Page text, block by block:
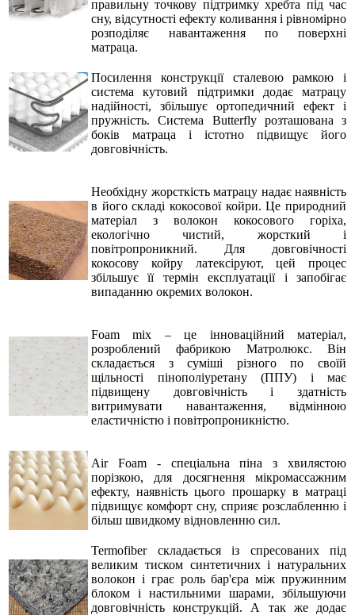
правильну точкову підтримку хребта під час
сну, відсутності ефекту коливання і рівномірно
розподіляє навантаження по поверхні
матраца.
Посилення конструкції сталевою рамкою і
система кутовий підтримки додає матрацу
надійності, збільшує ортопедичний ефект і
пружність. Система Butterfly розташована з
боків матраца і істотно підвищує його
довговічність.
Необхідну жорсткість матрацу надає наявність
в його складі кокосової койри. Це природний
матеріал з волокон кокосового горіха,
екологічно чистий, жорсткий і
повітропроникний. Для довговічності
кокосову койру латексіруют, цей процес
збільшує її термін експлуатації і запобігає
випаданню окремих волокон.
Foam mix –це інноваційний матеріал,
розроблений фабрикою Матролюкс. Він
складається з суміші різного по своїй
щільності пінополіуретану (ППУ) і має
підвищену довговічність і здатність
витримувати навантаження, відмінною
еластичністю і повітропроникністю.
Air Foam - спеціальна піна з хвилястою
порізкою, для досягнення мікромассажним
ефекту, наявність цього прошарку в матраці
підвищує комфорт сну, сприяє розслабленню і
більш швидкому відновленню сил.
Termofiber складається із спресованих під
великим тиском синтетичних і натуральних
волокон і грає роль бар'єра між пружинним
блоком і настильними шарами, збільшуючи
довговічність конструкцій. А так же додає